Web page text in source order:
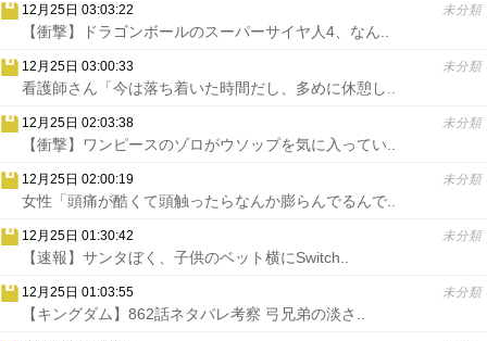
12月25日 03:03:22 未分類
【衝撃】ドラゴンボールのスーパーサイヤ人4、なん..
12月25日 03:00:33 未分類
看護師さん「今は落ち着いた時間だし、多めに休憩し..
12月25日 02:03:38 未分類
【衝撃】ワンピースのゾロがウソップを気に入ってい..
12月25日 02:00:19 未分類
女性「頭痛が酷くて頭触ったらなんか膨らんでるんで..
12月25日 01:30:42 未分類
【速報】サンタぼく、子供のベット横にSwitch..
12月25日 01:03:55 未分類
【キングダム】862話ネタバレ考察 弓兄弟の淡さ..